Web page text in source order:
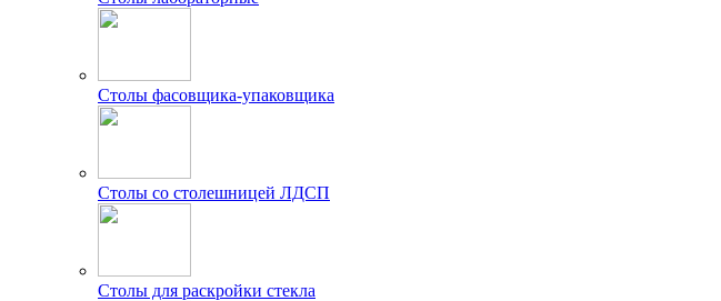
Столы фасовщика-упаковщика
Столы со столешницей ЛДСП
Столы для раскройки стекла